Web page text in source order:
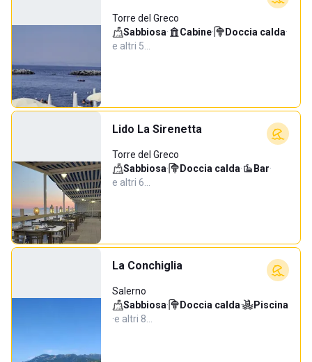
Torre del Greco
Sabbiosa· Cabine· Doccia calda·
e altri 5…
Lido La Sirenetta
Torre del Greco
Sabbiosa· Doccia calda· Bar·
e altri 6…
La Conchiglia
Salerno
Sabbiosa· Doccia calda·
Piscina
·e altri 8…